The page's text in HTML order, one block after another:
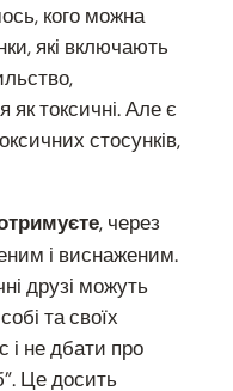
кого можна
які включають
токсичні. Але є
стосунків,
, через
і виснаженим.
друзі можуть
та своїх
і не дбати про
Це досить